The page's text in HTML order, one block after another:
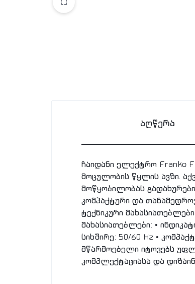
აღწერა
ჩაიდანი ელექტრო Franko
მოცულობის წყლის ავზი.
მოწყობილობას
კომპაქტური და
ტექნიკური
მახასიათებლები: •
სიხშირე: 50/60 Hz •
მწარმოებელი იტოვებს
კომპლექტაციასა და